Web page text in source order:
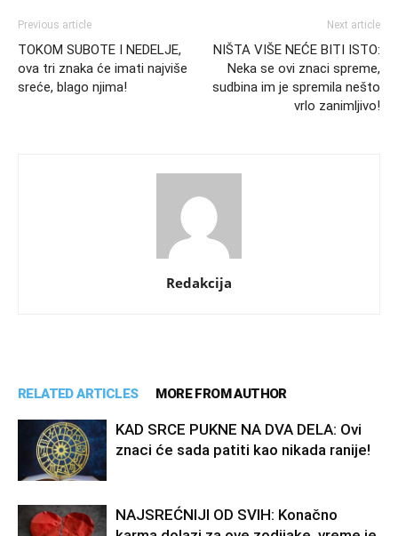
Previous article
TOKOM SUBOTE I NEDELJE,
ova tri znaka će imati najviše
sreće, blago njima!
Next article
NIŠTA VIŠE NEĆE BITI ISTO:
Neka se ovi znaci spreme,
sudbina im je spremila nešto
vrlo zanimljivo!
Redakcija
RELATED ARTICLES MORE FROM AUTHOR
KAD SRCE PUKNE NA DVA DELA: Ovi
znaci će sada patiti kao nikada ranije!
NAJSREĆNIJI OD SVIH: Konačno